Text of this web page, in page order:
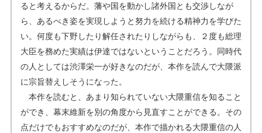
ると考えるからだ。藩や国を動かし諸外国とも交渉しなが
ら、あるべき姿を実現しようと努力を続ける精神力を学びた
い。何度も下野したり解任されたりしながらも、２度も総理
大臣を務めた実績は伊達ではないということだろう。同時代
の人としては渋澤栄一が好きなのだが、本作を読んで大隈派
に宗旨替えしそうになった。
本作を読むと、あまり知られていない大隈重信を知ること
ができ、幕末維新を別の角度から見直すことができる。その
点だけでもおすすめなのだが、本作で描かれる大隈重信の人